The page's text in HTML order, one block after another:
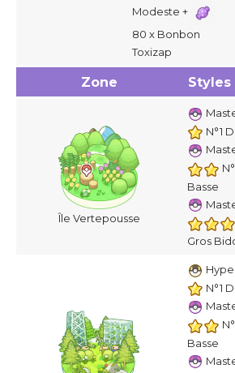
Modeste +
80 x Bonbon
Toxizap
Zone
Île Vertepousse
N°1
Basse
Gros
N°1
Basse